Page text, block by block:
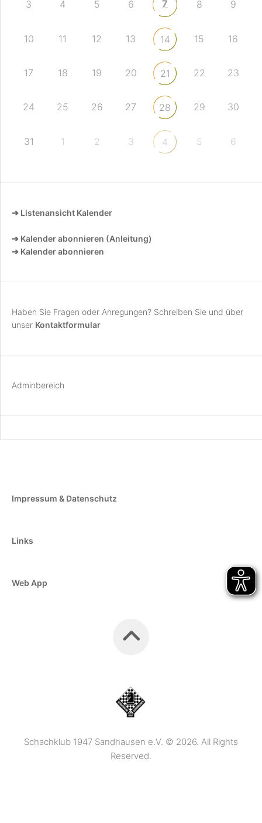
3 4 5 6 7 8 9
10 11 12 13 14 15 16
17 18 19 20 21 22 23
24 25 26 27 28 29 30
31 1 2 3 4 5 6
➔ Listenansicht Kalender
➔ Kalender abonnieren (Anleitung)
➔ Kalender abonnieren
Haben Sie Fragen oder Anregungen? Schreiben Sie und über
unser Kontaktformular
Adminbereich
Impressum & Datenschutz
Links
Web App
Schachklub 1947 Sandhausen e.V. © 2026. All Rights
Reserved.